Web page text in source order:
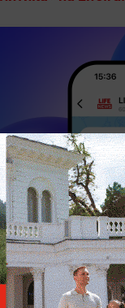
ПОЛИТИКА